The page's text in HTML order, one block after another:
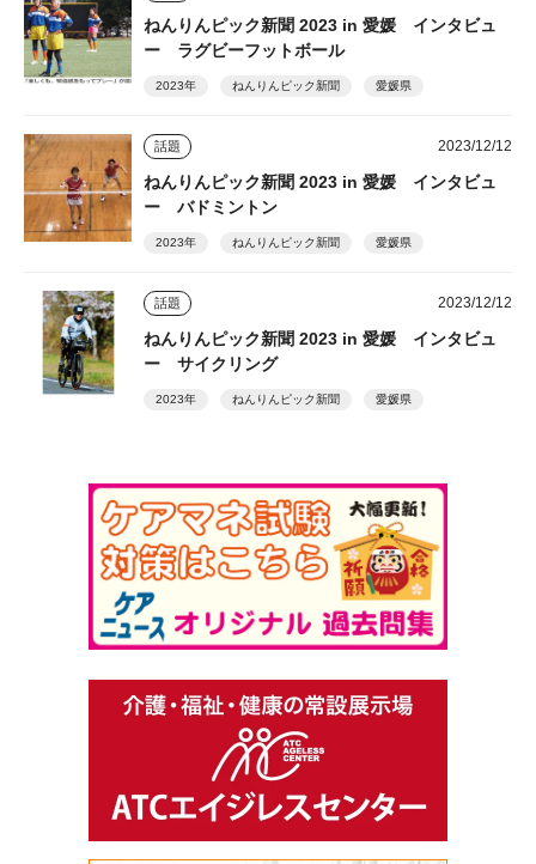
ねんりんピック新聞 2023 in 愛媛 インタビュ
ー ラグビーフットボール
2023年 ねんりんピック新聞 愛媛県
話題 2023/12/12
ねんりんピック新聞 2023 in 愛媛 インタビュ
ー バドミントン
2023年 ねんりんピック新聞 愛媛県
話題 2023/12/12
ねんりんピック新聞 2023 in 愛媛 インタビュ
ー サイクリング
2023年 ねんりんピック新聞 愛媛県